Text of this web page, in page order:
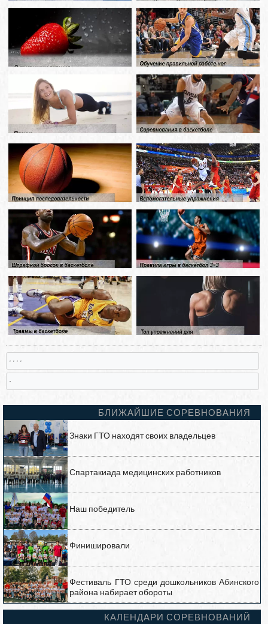
БЛИЖАЙШИЕ СОРЕВНОВАНИЯ
Знаки ГТО находят своих владельцев
Спартакиада медицинских работников
Наш победитель
Финишировали
Фестиваль ГТО среди дошкольников Абинского
района набирает обороты
КАЛЕНДАРИ СОРЕВНОВАНИЙ